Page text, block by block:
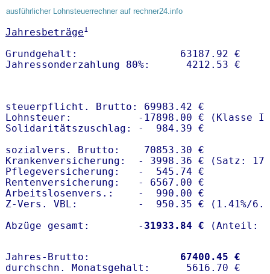
ausführlicher Lohnsteuerrechner auf rechner24.info
Jahresbeträge1
Grundgehalt:                 63187.92 €
steuerpflicht. Brutto: 69983.42 €
Lohnsteuer:           -17898.00 € (Klasse I)
Solidaritätszuschlag: -  984.39 €
sozialvers. Brutto:    70853.30 €
Krankenversicherung:  - 3998.36 € (Satz:
Pflegeversicherung:   -  545.74 €
Rentenversicherung:   - 6567.00 €
Arbeitslosenvers.:    -  990.00 €
Z-Vers. VBL:          -  950.35 € ( 1.41%/
Abzüge gesamt:        - 31933.84 €
Jahres-Brutto: 67400.45 €